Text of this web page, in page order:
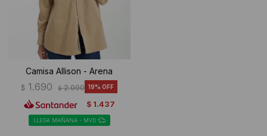
Camisa Allison - Arena
$ 1.690 $ 2.090 19
$ 1.437
LLEGA MAÑANA - MVD